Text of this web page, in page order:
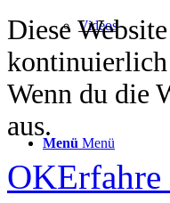
Videos
Menü Menü
Diese
kontinuierlich
Wenn du die
aus.
OKErfahre